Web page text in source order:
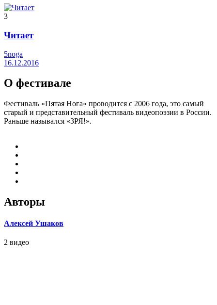
3
Читает
5noga
16.12.2016
О фестивале
Фестиваль «Пятая Нога» проводится с 2006 года, это самый
старый и представительный фестиваль видеопоэзии в России.
Раньше назывался «ЗРЯ!».
Авторы
Алексей Ушаков
2 видео